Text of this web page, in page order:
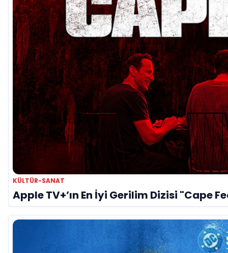
KÜLTÜR-SANAT
Apple TV+’ın En İyi Gerilim Dizisi "Cape